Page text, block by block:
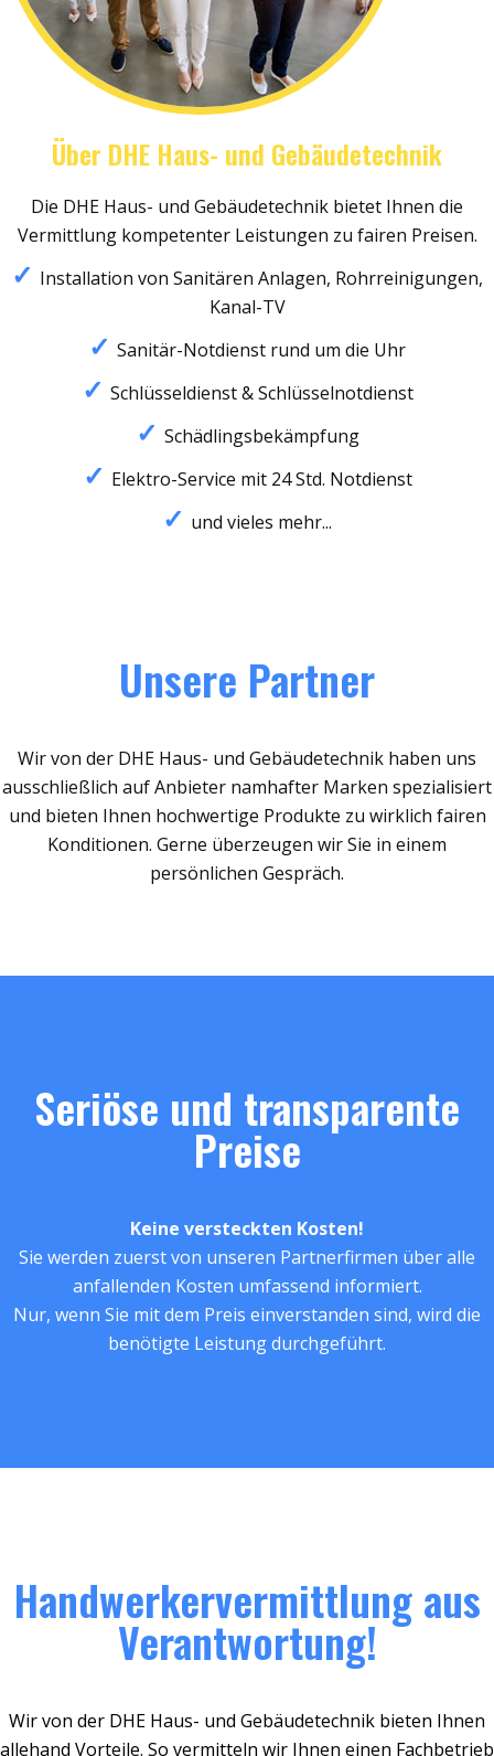
Über DHE Haus- und Gebäudetechnik
Die DHE Haus- und Gebäudetechnik bietet Ihnen die
Vermittlung kompetenter Leistungen zu fairen Preisen.
Installation von Sanitären Anlagen, Rohrreinigungen,
Kanal-TV
Sanitär-Notdienst rund um die Uhr
Schlüsseldienst & Schlüsselnotdienst
Schädlingsbekämpfung
Elektro-Service mit 24 Std. Notdienst
und vieles mehr...
Unsere Partner
Wir von der DHE Haus- und Gebäudetechnik haben uns
ausschließlich auf Anbieter namhafter Marken spezialisiert
und bieten Ihnen hochwertige Produkte zu wirklich fairen
Konditionen. Gerne überzeugen wir Sie in einem
persönlichen Gespräch.
Seriöse und transparente
Preise
Keine versteckten Kosten!
Sie werden zuerst von unseren Partnerfirmen über alle
anfallenden Kosten umfassend informiert.
Nur, wenn Sie mit dem Preis einverstanden sind, wird die
benötigte Leistung durchgeführt.
Handwerkervermittlung aus
Verantwortung!
Wir von der DHE Haus- und Gebäudetechnik bieten Ihnen
allehand Vorteile. So vermitteln wir Ihnen einen Fachbetrieb